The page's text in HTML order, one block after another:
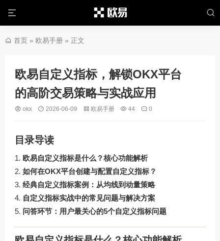
首页 » 欧易手册 » 正文
欧易自定义指标，解锁OKX平台
的高阶交易策略与实战应用
okx 2026-06-09 欧易手册 44 0
目录导读
欧易自定义指标是什么？核心功能解析
如何在OKX平台创建与配置自定义指标？
经典自定义指标案例：从均线到动量策略
自定义指标实战中的常见问题与解决方案
问答环节：用户最关心的5个自定义指标问题